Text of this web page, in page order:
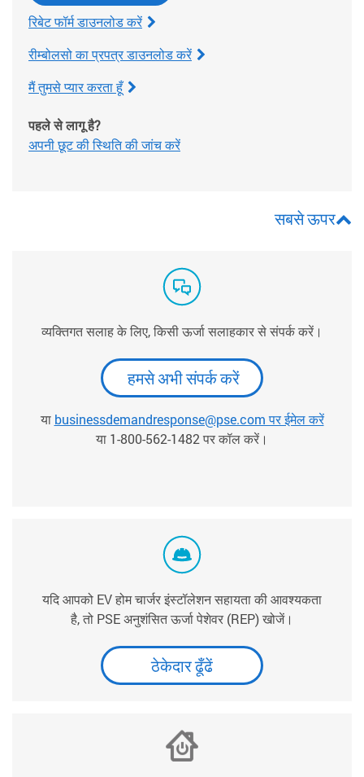
रिबेट फॉर्म डाउनलोड करें
रीम्बोलसो का प्रपत्र डाउनलोड करें
मैं तुमसे प्यार करता हूँ
पहले से लागू है?
अपनी छूट की स्थिति की जांच करें
सबसे ऊपर
व्यक्तिगत सलाह के लिए, किसी ऊर्जा सलाहकार से संपर्क करें।
हमसे अभी संपर्क करें
या businessdemandresponse@pse.com पर ईमेल करें
या 1-800-562-1482 पर कॉल करें।
यदि आपको EV होम चार्जर इंस्टॉलेशन सहायता की आवश्यकता
है, तो PSE अनुशंसित ऊर्जा पेशेवर (REP) खोजें।
ठेकेदार ढूँढें